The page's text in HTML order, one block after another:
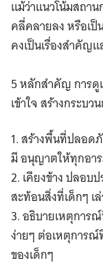
แม้ว่าแนวโน้มสถา
คลี่คลายลง หรือเ
คงเป็นเรื่องสำคัญ
5 หลักสำคัญ การดู
เข้าใจ สร้างกระบ
1. สร้างพื้นที่ปลอด
มี อนุญาตให้ทุกอาร
2. เคียงข้าง ปลอบ
สะท้อนสิ่งที่เด็กๆ เ
3. อธิบายเหตุการ
ง่ายๆ ต่อเหตุการณ์
ของเด็กๆ